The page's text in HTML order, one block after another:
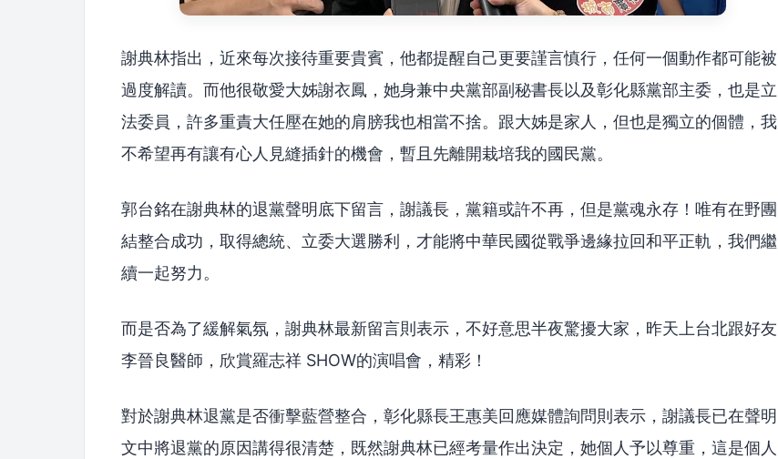
謝典林指出，近來每次接待重要貴賓，他都提醒自己更要謹言慎行，任何一個動作都可能被
過度解讀。而他很敬愛大姊謝衣鳳，她身兼中央黨部副秘書長以及彰化縣黨部主委，也是立
法委員，許多重責大任壓在她的肩膀我也相當不捨。跟大姊是家人，但也是獨立的個體，我
不希望再有讓有心人見縫插針的機會，暫且先離開栽培我的國民黨。
郭台銘在謝典林的退黨聲明底下留言，謝議長，黨籍或許不再，但是黨魂永存！唯有在野團
結整合成功，取得總統、立委大選勝利，才能將中華民國從戰爭邊緣拉回和平正軌，我們繼
續一起努力。
而是否為了緩解氣氛，謝典林最新留言則表示，不好意思半夜驚擾大家，昨天上台北跟好友
李晉良醫師，欣賞羅志祥 SHOW的演唱會，精彩！
對於謝典林退黨是否衝擊藍營整合，彰化縣長王惠美回應媒體詢問則表示，謝議長已在聲明
文中將退黨的原因講得很清楚，既然謝典林已經考量作出決定，她個人予以尊重，這是個人